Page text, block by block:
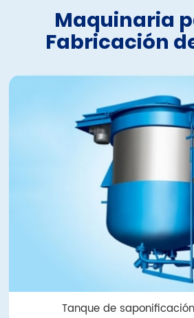
Maquinaria
Fabricación
Tanque de